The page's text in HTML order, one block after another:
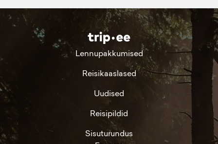
Lennupakkumised
Reisikaaslased
Uudised
Reisipildid
Sisuturundus